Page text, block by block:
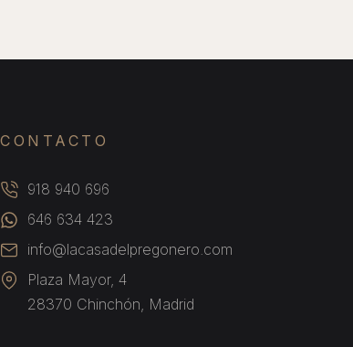
CONTACTO
918 940 696
646 634 423
info@lacasadelpregonero.com
Plaza Mayor, 4
28370 Chinchón, Madrid